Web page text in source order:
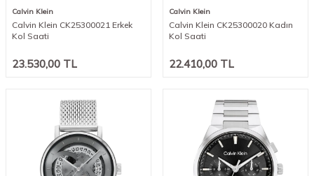
Calvin Klein
Calvin Klein CK25300021 Erkek
Kol Saati
23.530,00 TL
Calvin Klein
Calvin Klein CK25300020 Kadın
Kol Saati
22.410,00 TL